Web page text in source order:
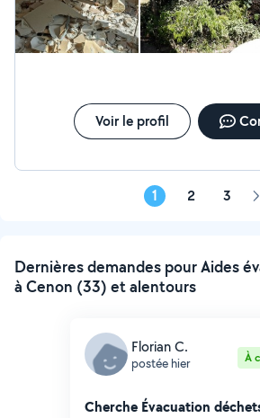
Voir le profil
1 2 3
Dernières demandes pour Aides
à Cenon (33) et alentours
Florian C.
postée hier À
Cherche Évacuation